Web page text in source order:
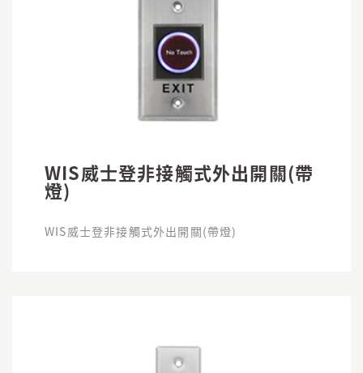
WIS威士登非接觸式外出開關(帶
燈)
WIS威士登非接觸式外出開關(帶燈)